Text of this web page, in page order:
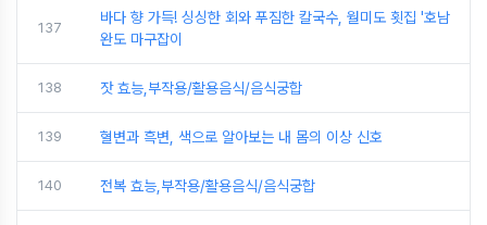
137
바다 향 가득! 싱싱한 회와 푸짐한 칼국수, 월미도 횟집 '호남
완도 마구잡이
138 잣 효능,부작용/활용음식/음식궁합
139 혈변과 흑변, 색으로 알아보는 내 몸의 이상 신호
140 전복 효능,부작용/활용음식/음식궁합